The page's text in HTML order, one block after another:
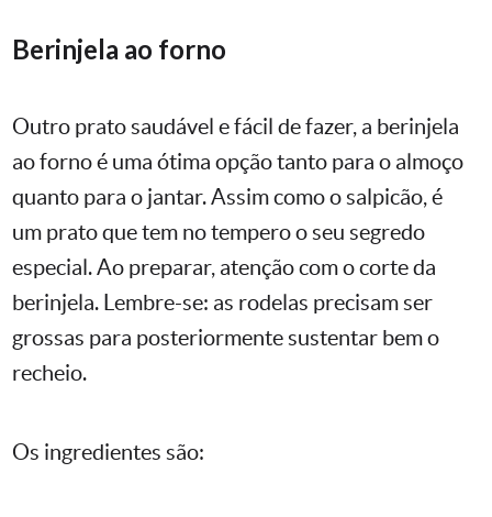
Berinjela ao forno
Outro prato saudável e fácil de fazer, a berinjela
ao forno é uma ótima opção tanto para o almoço
quanto para o jantar. Assim como o salpicão, é
um prato que tem no tempero o seu segredo
especial. Ao preparar, atenção com o corte da
berinjela. Lembre-se: as rodelas precisam ser
grossas para posteriormente sustentar bem o
recheio.
Os ingredientes são: